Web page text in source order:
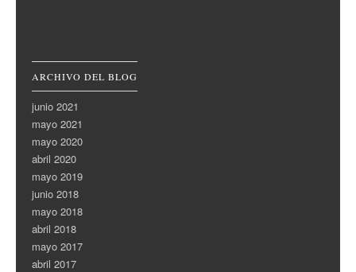
ARCHIVO DEL BLOG
junio 2021
mayo 2021
mayo 2020
abril 2020
mayo 2019
junio 2018
mayo 2018
abril 2018
mayo 2017
abril 2017